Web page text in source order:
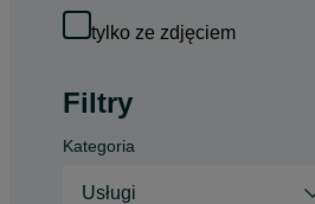
tylko ze zdjęciem
Filtry
Kategoria
Usługi